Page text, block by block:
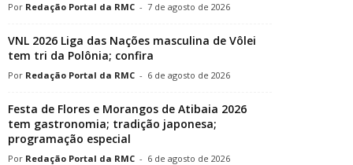
Redação Portal da RMC - 7 de agosto de 2026
VNL 2026 Liga das Nações masculina de Vôlei
tem tri da Polônia; confira
Redação Portal da RMC - 6 de agosto de 2026
Festa de Flores e Morangos de Atibaia 2026
tem gastronomia; tradição japonesa;
programação especial
Redação Portal da RMC - 6 de agosto de 2026